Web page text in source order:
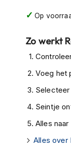
Leren
motorjassen
Gore-
Heren
motorbroeken
Op
Zo werkt
Voeg het
Seintje
Alles
Alles over